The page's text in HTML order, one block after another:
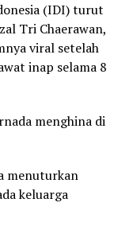
(IDI) turut
Tri Chaerawan,
viral setelah
inap selama 8
menghina di
menuturkan
keluarga